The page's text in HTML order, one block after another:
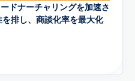
ドナーチャリングを加速さ
排し、商談化率を最大化